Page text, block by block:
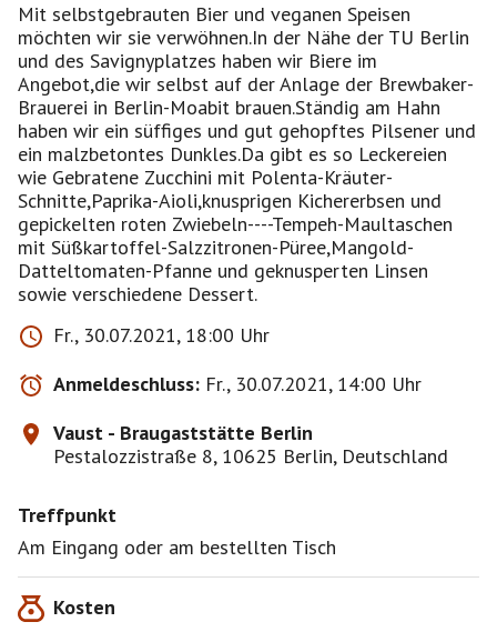
Mit selbstgebrauten Bier und veganen Speisen
möchten wir sie verwöhnen.In der Nähe der TU Berlin
und des Savignyplatzes haben wir Biere im
Angebot,die wir selbst auf der Anlage der Brewbaker-
Brauerei in Berlin-Moabit brauen.Ständig am Hahn
haben wir ein süffiges und gut gehopftes Pilsener und
ein malzbetontes Dunkles.Da gibt es so Leckereien
wie Gebratene Zucchini mit Polenta-Kräuter-
Schnitte,Paprika-Aioli,knusprigen Kichererbsen und
gepickelten roten Zwiebeln----Tempeh-Maultaschen
mit Süßkartoffel-Salzzitronen-Püree,Mangold-
Datteltomaten-Pfanne und geknusperten Linsen
sowie verschiedene Dessert.
Fr., 30.07.2021, 18:00 Uhr
Anmeldeschluss: Fr., 30.07.2021, 14:00 Uhr
Vaust - Braugaststätte Berlin
Pestalozzistraße 8, 10625 Berlin, Deutschland
Treffpunkt
Am Eingang oder am bestellten Tisch
Kosten